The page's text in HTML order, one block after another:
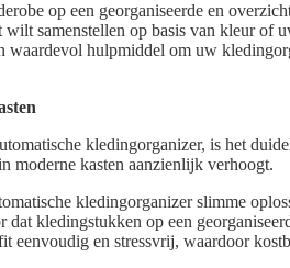
op een georganiseerde en
samenstellen op basis van kleur of
waardevol hulpmiddel om uw
kledingorganizer, is het
moderne kasten aanzienlijk verhoogt.
kledingorganizer slimme
kledingstukken op een
eenvoudig en stressvrij, waardoor